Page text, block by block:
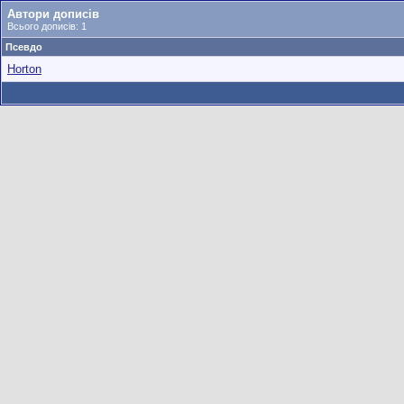
Автори дописів
Всього дописів: 1
Псевдо
Horton